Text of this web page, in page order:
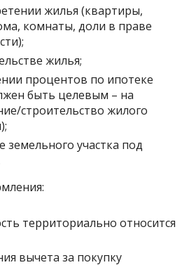
жилья (квартиры,
комнаты, доли в праве
жилья;
процентов по ипотеке
быть целевым – на
строительство жилого
земельного участка под
территориально относится
вычета за покупку